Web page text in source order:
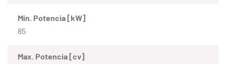
Mín. Potencia [kW]
85
Max. Potencia [cv]